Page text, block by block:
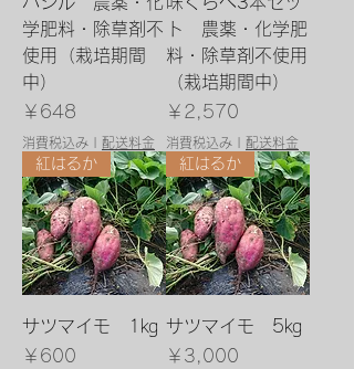
学肥料・除草剤不
使用（栽培期間
中）
価格
￥648
消費税込み 配送料金
ト 農薬・化学肥
料・除草剤不使用
（栽培期間中）
価格
￥2,570
消費税込み 配送料金
紅はるか
サツマイモ 1㎏
価格
￥600
紅はるか
サツマイモ 5㎏
価格
￥3,000